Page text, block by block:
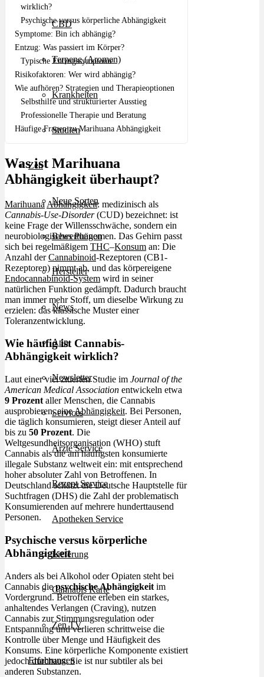
CBD
Terpene (Aromen)
Krankheiten
Studien
Zen
Neue Sorten
Bewertungen
Hersteller
News
App
Newsletter
Services
Ärzte Service
Rezept Service
Apotheken Service
Lieferung
Cannabis Karte
Zen TV
Erfahrungen
wirklich?
Psychische versus körperliche Abhängigkeit
Symptome: Bin ich abhängig?
Entzug: Was passiert im Körper?
Typische Entzugssymptome
Risikofaktoren: Wer wird abhängig?
Wie aufhören? Strategien und Therapieoptionen
Selbsthilfe und strukturierter Ausstieg
Professionelle Therapie und Beratung
Häufige Fragen zu Marihuana Abhängigkeit
Was ist Marihuana
Abhängigkeit überhaupt?
Marihuana Abhängigkeit: medizinisch als
Cannabis-Use-Disorder(CUD) bezeichnet: ist
keine Frage der Willensschwäche, sondern ein
neurobiologisches Phänomen. Das Gehirn passt
sich bei regelmäßigem THC–Konsum an: Die
Anzahl derCannabinoid-Rezeptoren (CB1-
Rezeptoren) nimmt ab, und das körpereigene
Endocannabinoid-System wird in seiner
natürlichen Funktion gedämpft. Dadurch braucht
man immer mehr Stoff, um dieselbe Wirkung zu
erzielen: das klassische Muster einer
Toleranzentwicklung.
Wie häufig ist Cannabis-
Abhängigkeit wirklich?
Laut einer viel zitierten Studie im Journal of the
American Medical Association entwickeln etwa
9 Prozent aller Menschen, die Cannabis
ausprobieren, eineAbhängigkeit. Bei Personen,
die täglich konsumieren, steigt dieser Anteil auf
bis zu 50 Prozent. Die
Weltgesundheitsorganisation (WHO) stuft
Cannabis als die am häufigsten konsumierte
illegale Substanz weltweit ein: mit entsprechend
hoher absoluter Zahl von Betroffenen. In
Deutschland schätzt die Deutsche Hauptstelle für
Suchtfragen (DHS) die Zahl der problematisch
Konsumierenden auf mehrere hunderttausend
Personen.
Psychische versus körperliche
Abhängigkeit
Anders als bei Alkohol oder Opiaten steht bei
Cannabis diepsychische Abhängigkeit im
Vordergrund. Betroffene erleben ein starkes,
anhaltendes Verlangen (Craving), nutzen
Cannabis zur Stimmungsregulation oder
Entspannung und verlieren schrittweise die
Kontrolle über Menge und Häufigkeit des
Konsums. Eine körperliche Komponente existiert
jedoch durchaus: Sie ist nur subtiler als bei
anderen Substanzen.